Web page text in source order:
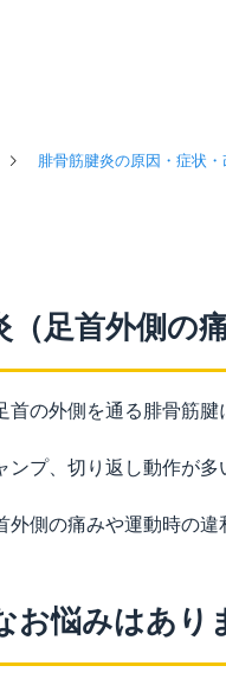
腓骨筋腱炎の原因・症状
（足首外側の
首の外側を通る腓骨筋
ンプ、切り返し動作が
外側の痛みや運動時の
お悩みはあり